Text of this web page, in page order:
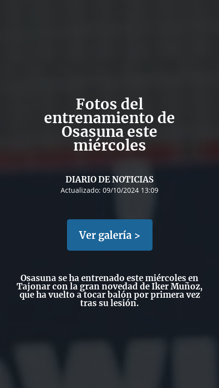
Fotos del
entrenamiento de
Osasuna este
miércoles
DIARIO DE NOTICIAS
Actualizado: 09/10/2024 13:09
Ver galería >
Osasuna se ha entrenado este miércoles en
Tajonar con la gran novedad de Iker Muñoz,
que ha vuelto a tocar balón por primera vez
tras su lesión.